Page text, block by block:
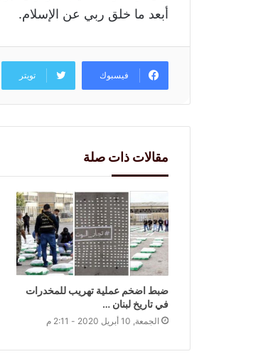
أبعد ما خلق ربي عن الإسلام.
فيسبوك تويتر
مقالات ذات صلة
ضبط اضخم عملية تهريب للمخدرات
في تاريخ لبنان …
الجمعة, 10 أبريل 2020 - 2:11 م